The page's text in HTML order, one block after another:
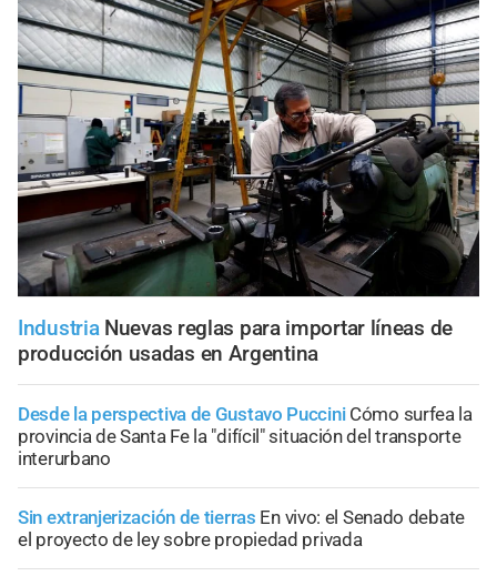
Industria Nuevas reglas para importar líneas de
producción usadas en Argentina
Desde la perspectiva de Gustavo Puccini Cómo surfea la
provincia de Santa Fe la "difícil" situación del transporte
interurbano
Sin extranjerización de tierras En vivo: el Senado debate
el proyecto de ley sobre propiedad privada